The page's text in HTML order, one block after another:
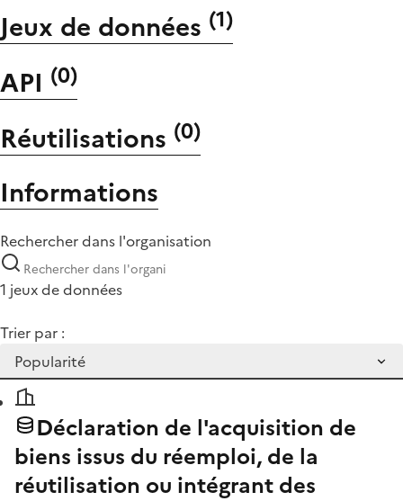
Jeux de données (1)
API (0)
Réutilisations (0)
Informations
Rechercher dans l'organisation
1 jeux de données
Trier par :
Déclaration de l'acquisition de
biens issus du réemploi, de la
réutilisation ou intégrant des